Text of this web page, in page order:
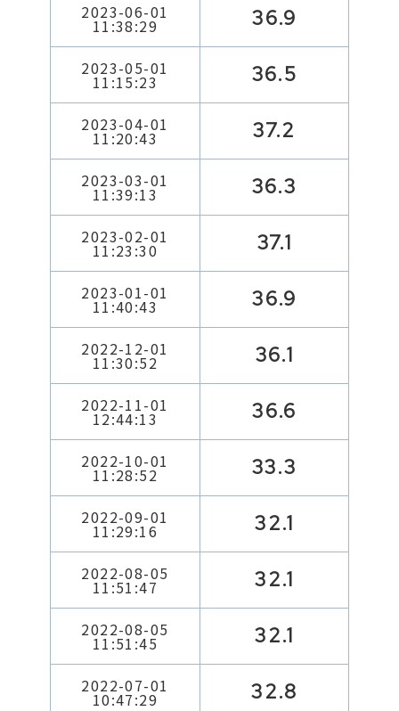
2023-06-01
11:38:29 36.9
2023-05-01
11:15:23 36.5
2023-04-01
11:20:43 37.2
2023-03-01
11:39:13 36.3
2023-02-01
11:23:30 37.1
2023-01-01
11:40:43 36.9
2022-12-01
11:30:52 36.1
2022-11-01
12:44:13 36.6
2022-10-01
11:28:52 33.3
2022-09-01
11:29:16 32.1
2022-08-05
11:51:47 32.1
2022-08-05
11:51:45 32.1
2022-07-01
10:47:29 32.8